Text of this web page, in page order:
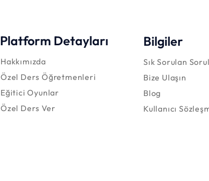
Platform Detayları
Hakkımızda
Özel Ders Öğretmenleri
Eğitici Oyunlar
Özel Ders Ver
Bilgiler
Sık Sorulan
Bize Ulaşın
Blog
Kullanıcı